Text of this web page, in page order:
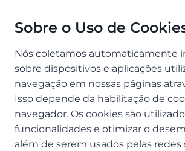
Sobre o Uso de
Nós coletamos automaticamente
sobre dispositivos e aplicações
navegação em nossas páginas
Isso depende da habilitação de
navegador. Os cookies são
funcionalidades e otimizar o
além de serem usados pelas redes